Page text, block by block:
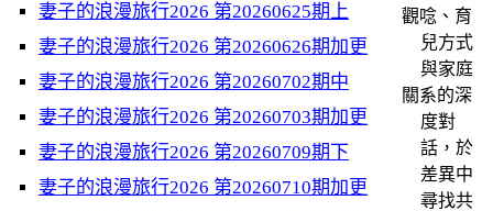
妻子的浪漫旅行2026 第20260625期上
妻子的浪漫旅行2026 第20260626期加更
妻子的浪漫旅行2026 第20260702期中
妻子的浪漫旅行2026 第20260703期加更
妻子的浪漫旅行2026 第20260709期下
妻子的浪漫旅行2026 第20260710期加更
觀唸、育
兒方式
與家庭
關系的深
度對
話，於
差異中
尋找共